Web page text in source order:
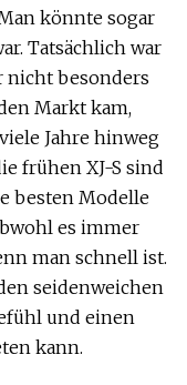
könnte sogar
Tatsächlich war
nicht besonders
Markt kam,
Jahre hinweg
frühen XJ-S sind
besten Modelle
es immer
man schnell ist.
seidenweichen
und einen
kann.